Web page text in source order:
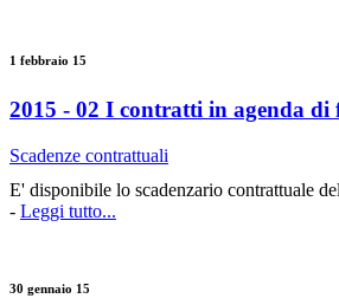
1 febbraio 15
2015 - 02 I contratti in agenda di
Scadenze contrattuali
E' disponibile lo scadenzario contrattuale
- Leggi tutto...
30 gennaio 15